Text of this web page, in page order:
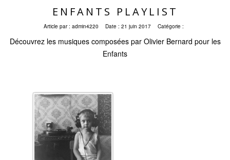
ENFANTS PLAYLIST
Article par : admin4220 Date : 21 juin 2017 Catégorie :
Découvrez les musiques composées par Olivier Bernard pour les
Enfants